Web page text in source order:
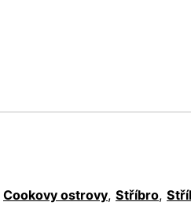
Cookovy ostrovy, Stříbro,